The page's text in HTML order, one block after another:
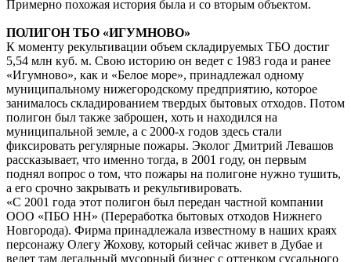
Примерно похожая история была и со вторым объектом.
ПОЛИГОН ТБО «ИГУМНОВО»
К моменту рекультивации объем складируемых ТБО достиг
5,54 млн куб. м. Свою историю он ведет с 1983 года и ранее
«Игумново», как и «Белое море», принадлежал одному
муниципальному нижегородскому предприятию, которое
занималось складированием твердых бытовых отходов. Потом
полигон был также заброшен, хоть и находился на
муниципальной земле, а с 2000-х годов здесь стали
фиксировать регулярные пожары. Эколог Дмитрий Левашов
рассказывает, что именно тогда, в 2001 году, он первым
поднял вопрос о том, что пожары на полигоне нужно тушить,
а его срочно закрывать и рекультивировать.
«С 2001 года этот полигон был передан частной компании
ООО «ПБО НН» (Переработка бытовых отходов Нижнего
Новгорода). Фирма принадлежала известному в наших краях
персонажу Олегу Жохову, который сейчас живет в Дубае и
ведет там легальный мусорный бизнес с оттенком сусального